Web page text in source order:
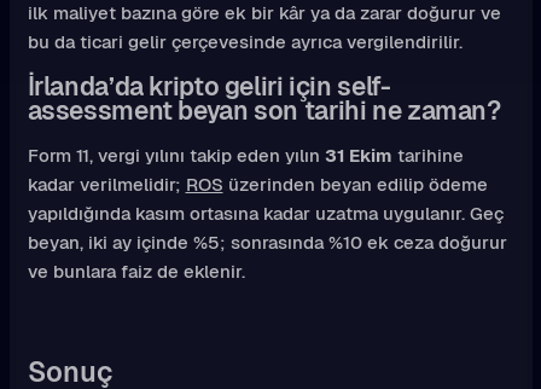
ilk maliyet bazına göre ek bir kâr ya da zarar doğurur ve
bu da ticari gelir çerçevesinde ayrıca vergilendirilir.
İrlanda’da kripto geliri için self-
assessment beyan son tarihi ne zaman?
Form 11, vergi yılını takip eden yılın 31 Ekim tarihine
kadar verilmelidir; ROS üzerinden beyan edilip ödeme
yapıldığında kasım ortasına kadar uzatma uygulanır. Geç
beyan, iki ay içinde %5; sonrasında %10 ek ceza doğurur
ve bunlara faiz de eklenir.
Sonuç